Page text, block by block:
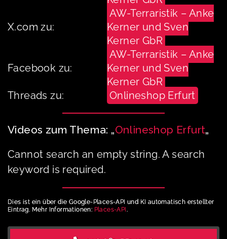
X.com zu:
AW-Terraristik – Anke
Kerner und Sven
Kerner GbR
Facebook zu:
AW-Terraristik – Anke
Kerner und Sven
Kerner GbR
Threads zu:
Onlineshop Erfurt
Videos zum Thema: „Onlineshop Erfurt„
Cannot search an empty string. A search
keyword is required.
Dies ist ein über die Google-Places-API und KI automatisch erstellter
Eintrag. Mehr Informationen: Places-API .